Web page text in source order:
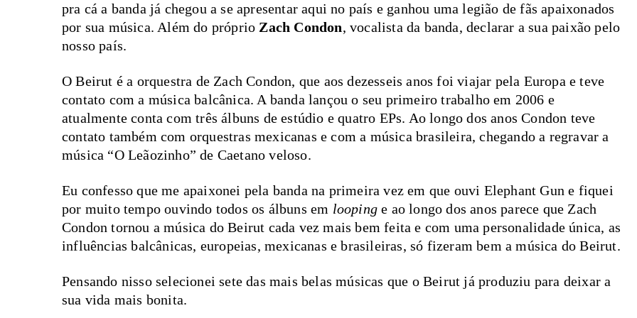
pra cá a banda já chegou a se apresentar aqui no país e ganhou uma legião de fãs apaixonados
por sua música. Além do próprio Zach Condon, vocalista da banda, declarar a sua paixão pelo
nosso país.
O Beirut é a orquestra de Zach Condon, que aos dezesseis anos foi viajar pela Europa e teve
contato com a música balcânica. A banda lançou o seu primeiro trabalho em 2006 e
atualmente conta com três álbuns de estúdio e quatro EPs. Ao longo dos anos Condon teve
contato também com orquestras mexicanas e com a música brasileira, chegando a regravar a
música “O Leãozinho” de Caetano veloso.
Eu confesso que me apaixonei pela banda na primeira vez em que ouvi Elephant Gun e fiquei
por muito tempo ouvindo todos os álbuns em looping e ao longo dos anos parece que Zach
Condon tornou a música do Beirut cada vez mais bem feita e com uma personalidade única, as
influências balcânicas, europeias, mexicanas e brasileiras, só fizeram bem a música do Beirut.
Pensando nisso selecionei sete das mais belas músicas que o Beirut já produziu para deixar a
sua vida mais bonita.